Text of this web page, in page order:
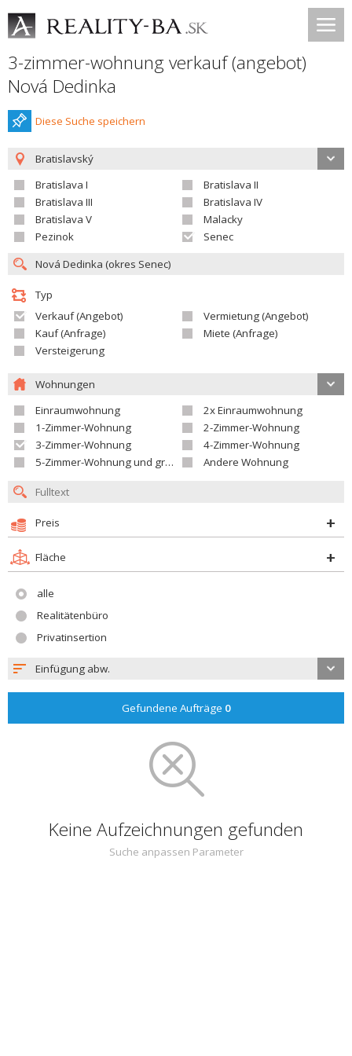
3-zimmer-wohnung verkauf (angebot)
Nová Dedinka
Diese Suche speichern
Bratislavský
Bratislava I
Bratislava II
Bratislava III
Bratislava IV
Bratislava V
Malacky
Pezinok
Senec
Typ
Verkauf (Angebot)
Vermietung (Angebot)
Kauf (Anfrage)
Miete (Anfrage)
Versteigerung
Wohnungen
Einraumwohnung
2x Einraumwohnung
1-Zimmer-Wohnung
2-Zimmer-Wohnung
3-Zimmer-Wohnung
4-Zimmer-Wohnung
5-Zimmer-Wohnung und größer
Andere Wohnung
Preis
Fläche
alle
Realitätenbüro
Privatinsertion
Einfügung abw.
Gefundene Aufträge 0
Keine Aufzeichnungen gefunden
Suche anpassen Parameter